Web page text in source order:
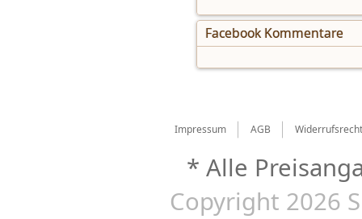
Facebook Kommentare
Impressum AGB Widerrufsrecht
* Alle
Copyright 2026